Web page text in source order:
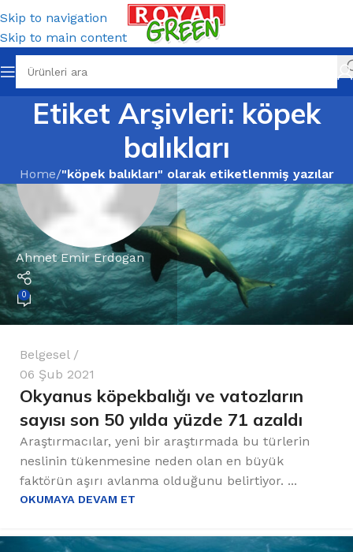
Skip to navigation
Skip to main content
Etiket Arşivleri: köpek
balıkları
Home/"köpek balıkları" olarak etiketlenmiş yazılar
Ahmet Emir Erdogan
0
Belgesel
06 Şub 2021
Okyanus köpekbalığı ve vatozların
sayısı son 50 yılda yüzde 71 azaldı
Araştırmacılar, yeni bir araştırmada bu türlerin
neslinin tükenmesine neden olan en büyük
faktörün aşırı avlanma olduğunu belirtiyor. ...
OKUMAYA DEVAM ET